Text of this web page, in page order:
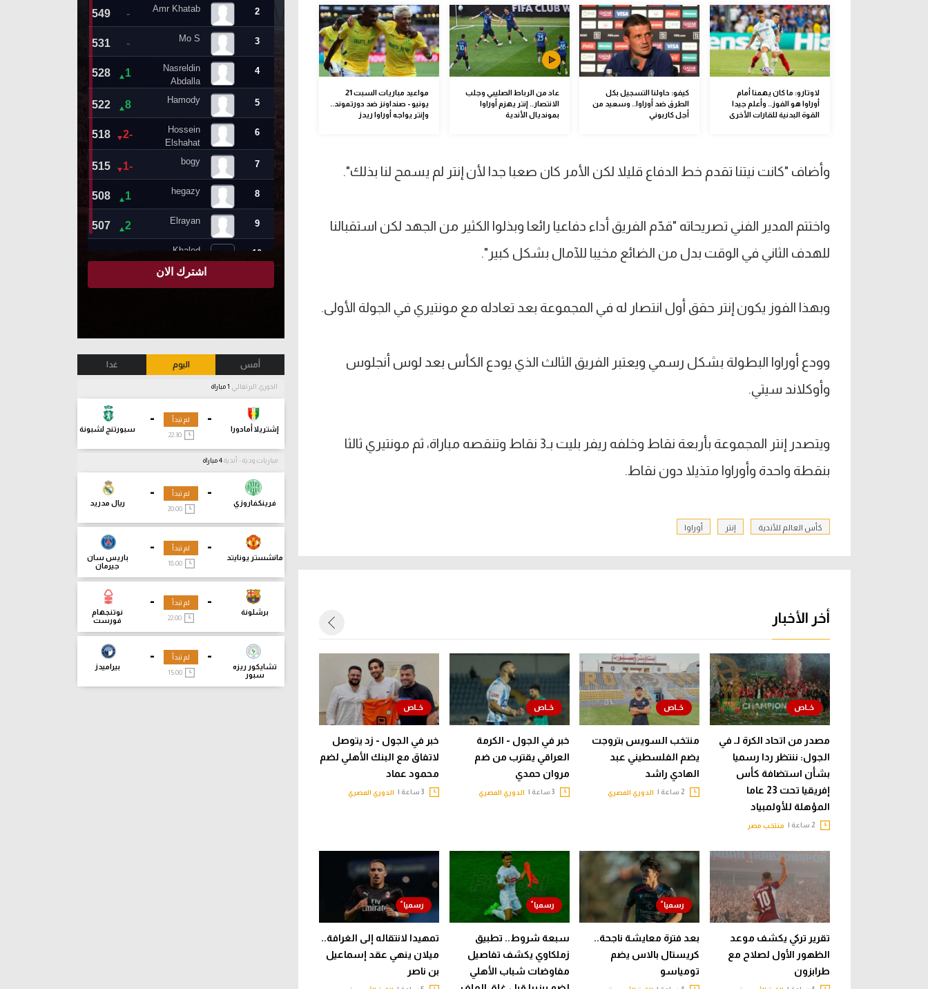
لاوتارو: ما كان يهمنا أمام
أوراوا هو الفوز.. وأعلم جيدا
القوة البدنية للقارات الأخرى
كيفو: حاولنا التسجيل بكل
الطرق ضد أوراوا.. وسعيد من
أجل كاربوني
عاد من الرباط الصليبي وجلب
الانتصار.. إنتر يهزم أوراوا
بمونديال الأندية
مواعيد مباريات السبت 21
يونيو - صنداونز ضد دورتموند..
وإنتر يواجه أوراوا ريدز
وأضاف "كانت نيتنا تقدم خط الدفاع قليلا لكن الأمر كان صعبا جدا لأن إنتر لم يسمح لنا بذلك".
واختتم المدير الفني تصريحاته "قدّم الفريق أداء دفاعيا رائعا وبذلوا الكثير من الجهد لكن استقبالنا
للهدف الثاني في الوقت بدل من الضائع مخيبا للآمال بشكل كبير".
وبهذا الفوز يكون إنتر حقق أول انتصار له في المجموعة بعد تعادله مع مونتيري في الجولة الأولى.
وودع أوراوا البطولة بشكل رسمي ويعتبر الفريق الثالث الذي يودع الكأس بعد لوس أنجلوس
وأوكلاند سيتي.
ويتصدر إنتر المجموعة بأربعة نقاط وخلفه ريفر بليت بـ3 نقاط وتنقصه مباراة، ثم مونتيري ثالثا
بنقطة واحدة وأوراوا متذيلا دون نقاط.
كأس العالم للأندية إنتر أوراوا
أخر الأخبار
مصدر من اتحاد الكرة لـ في
الجول: ننتظر ردا رسميا
بشأن استضافة كأس
إفريقيا تحت 23 عاما
المؤهلة للأولمبياد
منتخب مصر
منتخب السويس بتروجت
يضم الفلسطيني عبد
الهادي راشد
الدوري المصري
خبر في الجول - الكرمة
العراقي يقترب من ضم
مروان حمدي
الدوري المصري
خبر في الجول - زد يتوصل
لاتفاق مع البنك الأهلي لضم
محمود عماد
الدوري المصري
تقرير تركي يكشف موعد
الظهور الأول لصلاح مع
طرابزون
بعد فترة معايشة ناجحة..
كريستال بالاس يضم
تومياسو
سبعة شروط.. تطبيق
زملكاوي يكشف تفاصيل
مفاوضات شباب الأهلي
تمهيدا لانتقاله إلى الغرافة..
ميلان ينهي عقد إسماعيل
بن ناصر
أمس اليوم غدا
الدوري البرتغالي
-
إشتريلا أمادورا
-
سبورتنج لشبونة
لم تبدأ
22:30
مباريات ودية - أندية
-
فرينكفاروزي
-
ريال مدريد
لم تبدأ
20:00
-
مانشستر يونايتد
-
باريس سان
جيرمان
لم تبدأ
18:00
-
برشلونة
-
نوتنجهام
فورست
لم تبدأ
-
تشايكور ريزه
سبور
-
بيراميدز
لم تبدأ
15:00